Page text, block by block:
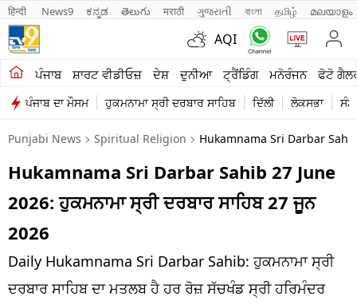
हिन्दी News9 ಕನ್ನಡ తెలుగు मराठी ગુજરાતી বাংলা தமிழ் മലയാളം
AQI
ਪੰਜਾਬ ਸ਼ਾਰਟ ਵੀਡੀਓਜ਼ ਦੇਸ਼ ਦੁਨੀਆ ਟ੍ਰੈਂਡਿੰਗ ਮਨੋਰੰਜਨ ਫੋਟੋ
ਪੰਜਾਬ ਦਾ ਮੌਸਮ ਹੁਕਮਨਾਮਾ ਸ੍ਰੀ ਦਰਬਾਰ ਸਾਹਿਬ ਦਿੱਲੀ ਲੋਕਸਭਾ
ਖੇਤੀਬਾੜੀ
ਸ਼ਾਰਟ ਵੀਡੀਓਜ਼
ਕਾਰੋਬਾਰ
ਕਰਿਅਰ
ਦੇਸ਼
ਲਾਈਫ ਸਟਾਈਲ
Punjabi News Spiritual Religion Hukamnama Sri Darbar
Hukamnama Sri Darbar Sahib 27 June
2026: ਹੁਕਮਨਾਮਾ ਸ੍ਰੀ ਦਰਬਾਰ ਸਾਹਿਬ 27 ਜੂਨ
2026
Daily Hukamnama Sri Darbar Sahib: ਹੁਕਮਨਾਮਾ ਸ੍ਰੀ
ਦਰਬਾਰ ਸਾਹਿਬ ਦਾ ਮਤਲਬ ਹੈ ਹਰ ਰੋਜ਼ ਸੱਚਖੰਡ ਸ੍ਰੀ ਹਰਿਮੰਦਰ